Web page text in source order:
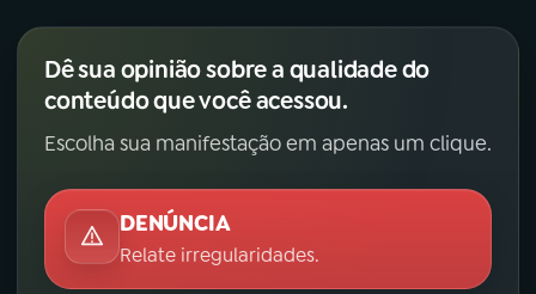
Dê sua opinião sobre a qualidade do
conteúdo que você acessou.
Escolha sua manifestação em apenas um clique.
DENÚNCIA
Relate irregularidades.